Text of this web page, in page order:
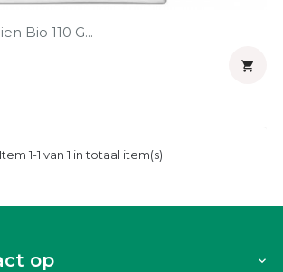
Bio 110 G...

Item 1-1 van 1 in totaal item(s)
op 